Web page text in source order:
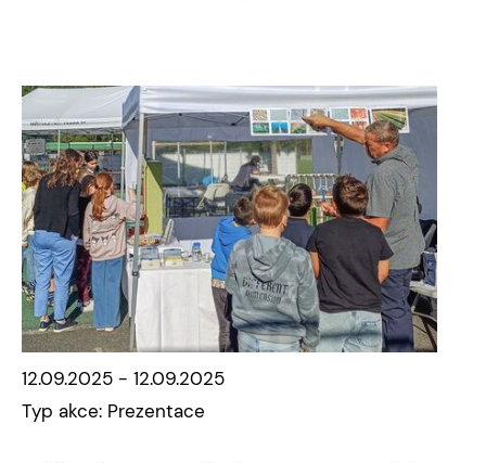
12.09.2025 - 12.09.2025
Typ akce: Prezentace